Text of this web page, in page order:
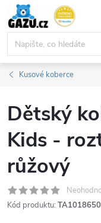
Přejít
obsah
Kusové koberce
Dětský
Kids -
růžový
Kód produktu: TA1018650